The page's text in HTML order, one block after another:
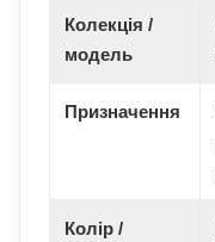
Колекція /
модель
Призначення
Колір /